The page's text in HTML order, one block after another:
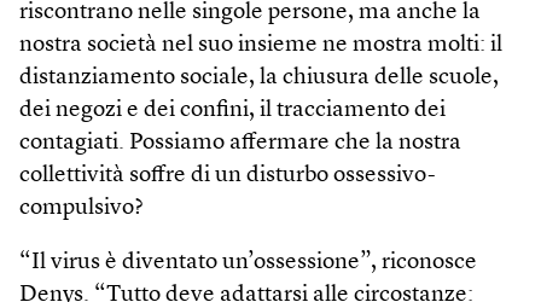
riscontrano nelle singole persone, ma anche la
nostra società nel suo insieme ne mostra molti: il
distanziamento sociale, la chiusura delle scuole,
dei negozi e dei confini, il tracciamento dei
contagiati. Possiamo affermare che la nostra
collettività soffre di un disturbo ossessivo-
compulsivo?
“Il virus è diventato un’ossessione”, riconosce
Denys. “Tutto deve adattarsi alle circostanze: